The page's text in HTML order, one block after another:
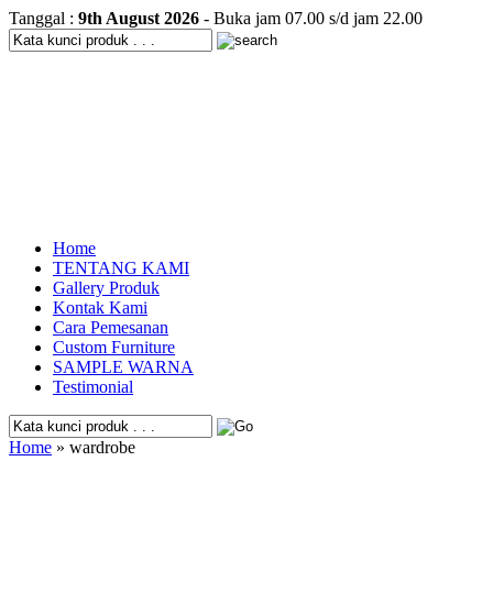
Tanggal : 9th August 2026 - Buka jam 07.00 s/d jam 22.00
Home
TENTANG KAMI
Gallery Produk
Kontak Kami
Cara Pemesanan
Custom Furniture
SAMPLE WARNA
Testimonial
Home » wardrobe